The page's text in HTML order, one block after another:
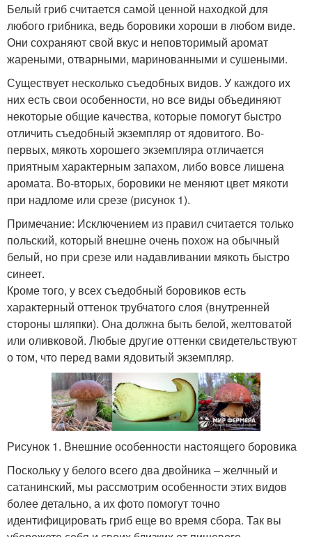
Белый гриб считается самой ценной находкой для
любого грибника, ведь боровики хороши в любом виде.
Они сохраняют свой вкус и неповторимый аромат
жареными, отварными, маринованными и сушеными.
Существует несколько съедобных видов. У каждого их
них есть свои особенности, но все виды объединяют
некоторые общие качества, которые помогут быстро
отличить съедобный экземпляр от ядовитого. Во-
первых, мякоть хорошего экземпляра отличается
приятным характерным запахом, либо вовсе лишена
аромата. Во-вторых, боровики не меняют цвет мякоти
при надломе или срезе (рисунок 1).
Примечание: Исключением из правил считается только
польский, который внешне очень похож на обычный
белый, но при срезе или надавливании мякоть быстро
синеет.
Кроме того, у всех съедобный боровиков есть
характерный оттенок трубчатого слоя (внутренней
стороны шляпки). Она должна быть белой, желтоватой
или оливковой. Любые другие оттенки свидетельствуют
о том, что перед вами ядовитый экземпляр.
Рисунок 1. Внешние особенности настоящего боровика
Поскольку у белого всего два двойника – желчный и
сатанинский, мы рассмотрим особенности этих видов
более детально, а их фото помогут точно
идентифицировать гриб еще во время сбора. Так вы